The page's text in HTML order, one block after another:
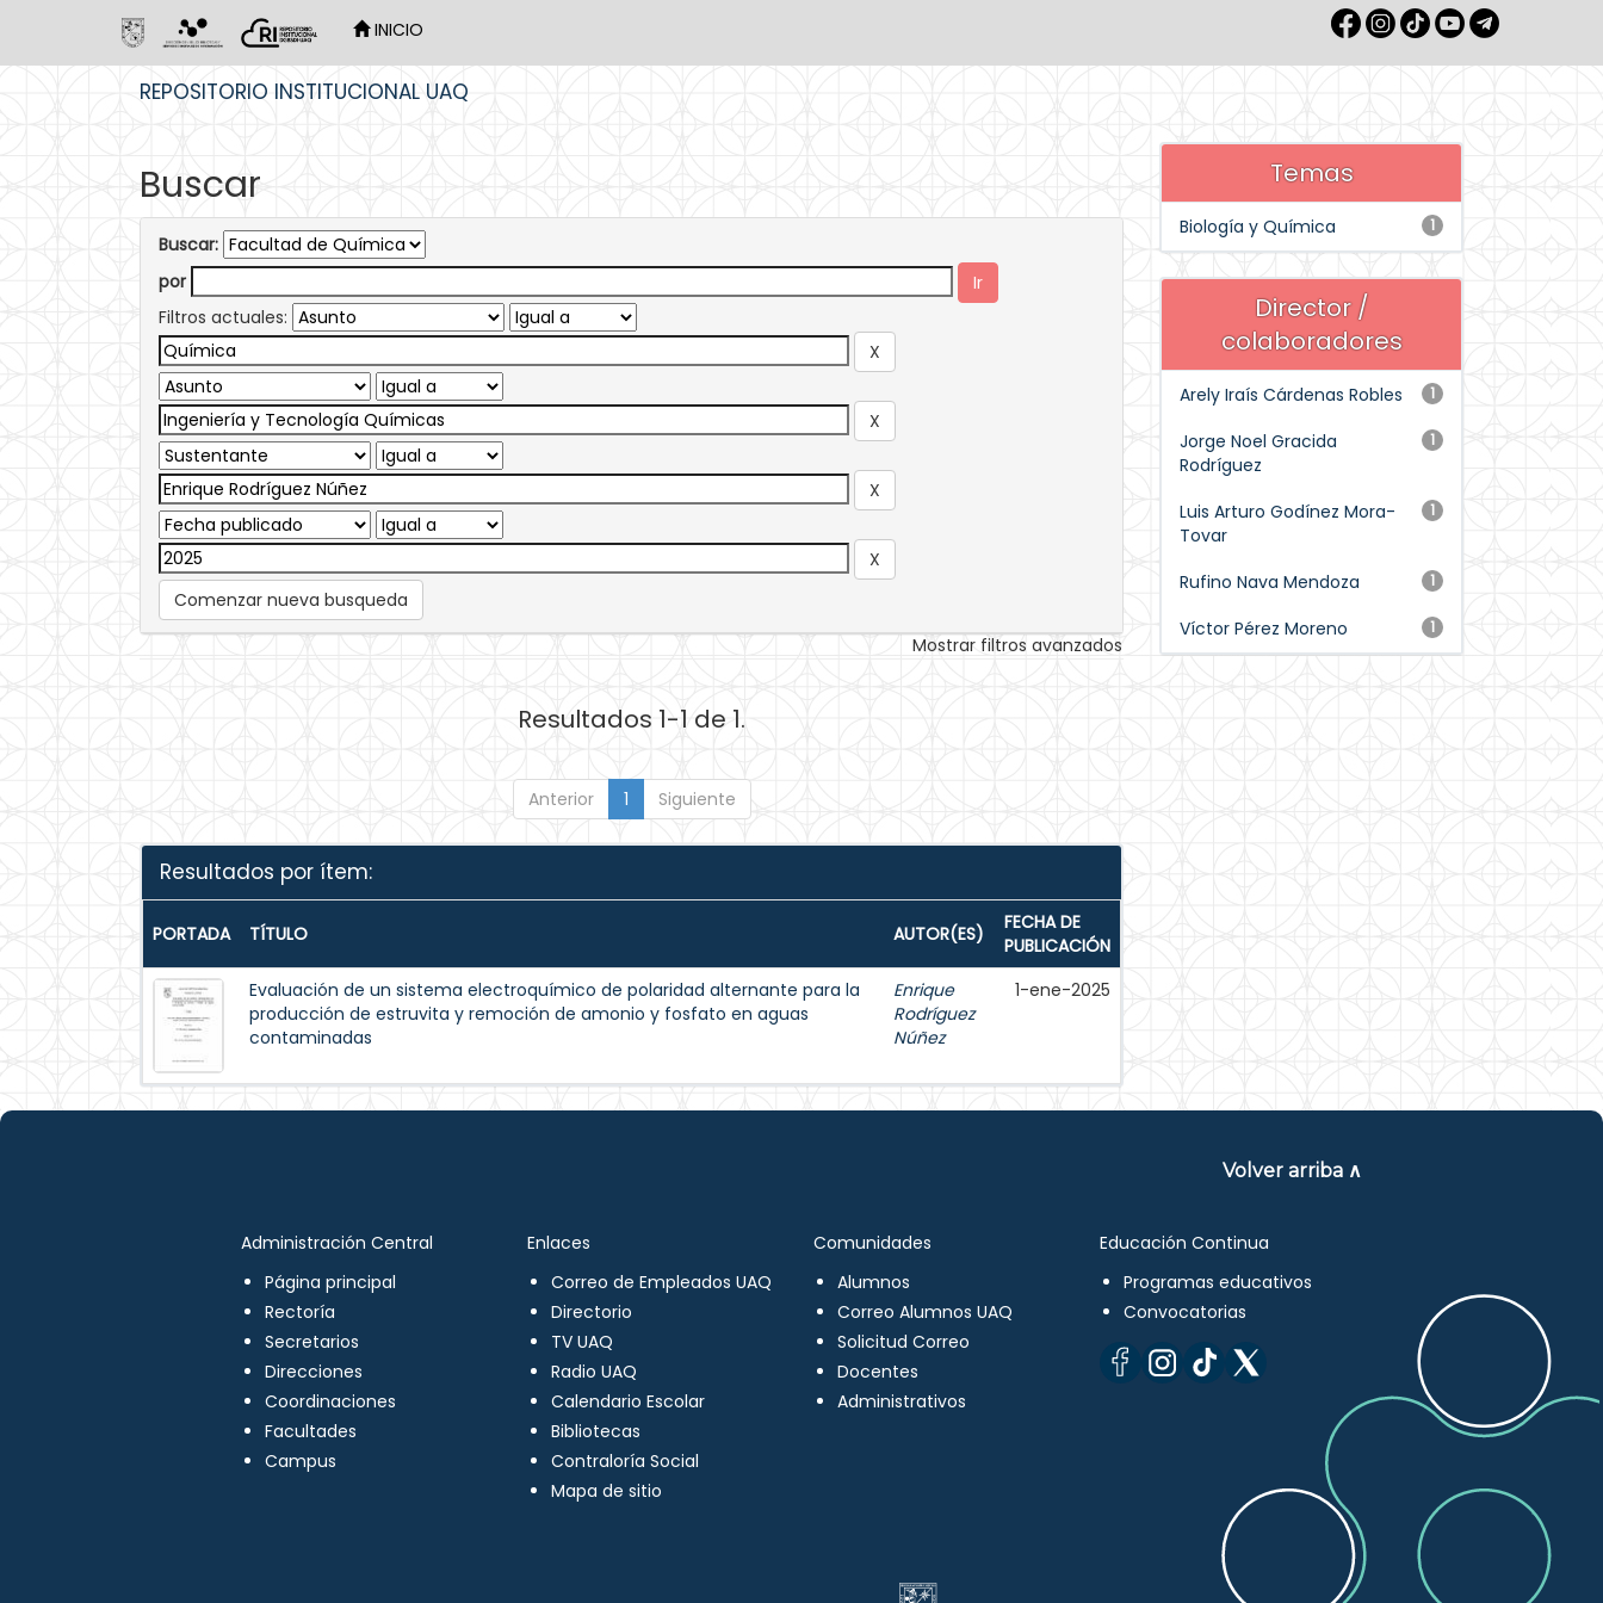
INICIO
REPOSITORIO INSTITUCIONAL UAQ
Buscar
Buscar:
por
Filtros actuales:
Comenzar nueva busqueda
Mostrar filtros avanzados
Resultados 1-1 de 1.
Anterior 1 Siguiente
Resultados por ítem:
PORTADA TÍTULO AUTOR(ES)
FECHA DE
PUBLICACIÓN
Evaluación de un sistema electroquímico de polaridad alternante para la
producción de estruvita y remoción de amonio y fosfato en aguas
contaminadas
Enrique
Rodríguez
Núñez
1-ene-2025
Temas
1
Biología y Química
Director /
colaboradores
1
Arely Iraís Cárdenas Robles
1
Jorge Noel Gracida
Rodríguez
1
Luis Arturo Godínez Mora-
Tovar
1
Rufino Nava Mendoza
1
Víctor Pérez Moreno
Volver arriba ∧
Administración Central
Página principal
Rectoría
Secretarios
Direcciones
Coordinaciones
Facultades
Campus
Enlaces
Correo de Empleados UAQ
Directorio
TV UAQ
Radio UAQ
Calendario Escolar
Bibliotecas
Contraloría Social
Mapa de sitio
Comunidades
Alumnos
Correo Alumnos UAQ
Solicitud Correo
Docentes
Administrativos
Educación Continua
Programas educativos
Convocatorias